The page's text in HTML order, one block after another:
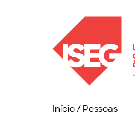
Início/ Pessoas